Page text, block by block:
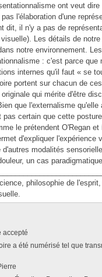
ont veut
l'élaboration d'une
dit, il n'y a pas de
Les détails de
notre environnement.
: c'est parce que
internes qu'il faut « se
portent sur chacun de
qui mérite d'être
que l'externalisme
certain que cette
le prétendent O'Regan
d'expliquer l'expérience
modalités
un cas
philosophie de
accepté
a été numérisé tel que